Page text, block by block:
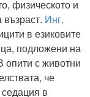
физическото и
Инг,
в езиковите
подложени на
опити с животни
че
в